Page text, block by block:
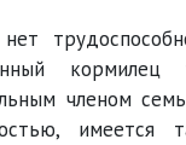
кормилец
членом
имеется